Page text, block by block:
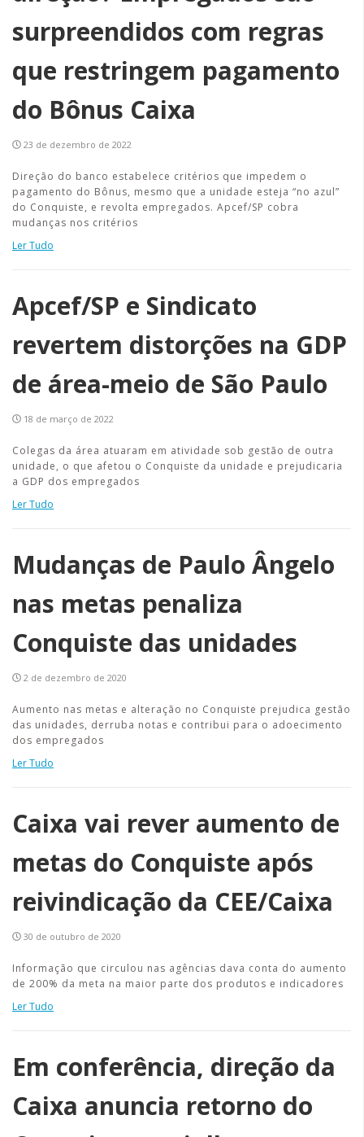
surpreendidos com regras
que restringem pagamento
do Bônus Caixa
23 de dezembro de 2022
Direção do banco estabelece critérios que impedem o
pagamento do Bônus, mesmo que a unidade esteja “no azul”
do Conquiste, e revolta empregados. Apcef/SP cobra
mudanças nos critérios
Ler Tudo
Apcef/SP e Sindicato
revertem distorções na GDP
de área-meio de São Paulo
18 de março de 2022
Colegas da área atuaram em atividade sob gestão de outra
unidade, o que afetou o Conquiste da unidade e prejudicaria
a GDP dos empregados
Ler Tudo
Mudanças de Paulo Ângelo
nas metas penaliza
Conquiste das unidades
2 de dezembro de 2020
Aumento nas metas e alteração no Conquiste prejudica gestão
das unidades, derruba notas e contribui para o adoecimento
dos empregados
Ler Tudo
Caixa vai rever aumento de
metas do Conquiste após
reivindicação da CEE/Caixa
30 de outubro de 2020
Informação que circulou nas agências dava conta do aumento
de 200% da meta na maior parte dos produtos e indicadores
Ler Tudo
Em conferência, direção da
Caixa anuncia retorno do